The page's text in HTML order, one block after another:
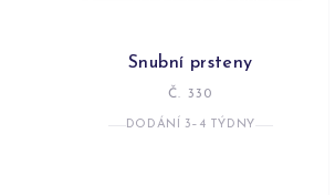
Snubní prsteny
Č. 330
DODÁNÍ 3–4 TÝDNY